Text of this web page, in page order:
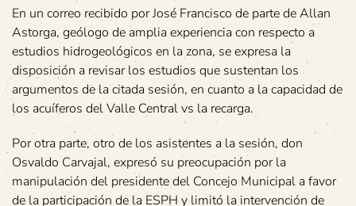
En un correo recibido por José Francisco de parte de Allan
Astorga, geólogo de amplia experiencia con respecto a
estudios hidrogeológicos en la zona, se expresa la
disposición a revisar los estudios que sustentan los
argumentos de la citada sesión, en cuanto a la capacidad de
los acuíferos del Valle Central vs la recarga.
Por otra parte, otro de los asistentes a la sesión, don
Osvaldo Carvajal, expresó su preocupación por la
manipulación del presidente del Concejo Municipal a favor
de la participación de la ESPH y limitó la intervención de